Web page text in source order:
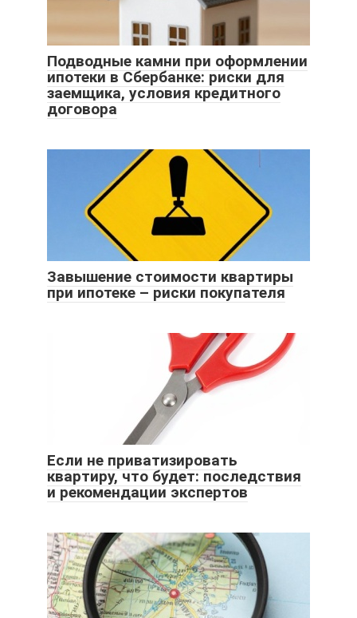
Подводные камни при оформлении
ипотеки в Сбербанке: риски для
заемщика, условия кредитного
договора
Завышение стоимости квартиры
при ипотеке – риски покупателя
Если не приватизировать
квартиру, что будет: последствия
и рекомендации экспертов